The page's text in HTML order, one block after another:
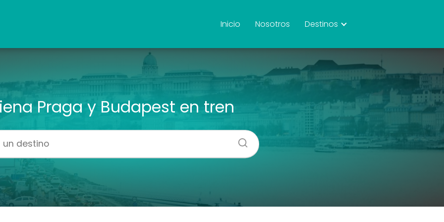
Inicio Nosotros Destinos
Praga y Budapest en tren